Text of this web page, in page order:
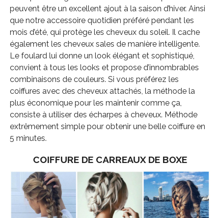
peuvent être un excellent ajout à la saison d’hiver. Ainsi
que notre accessoire quotidien préféré pendant les
mois d’été, qui protège les cheveux du soleil. Il cache
également les cheveux sales de manière intelligente.
Le foulard lui donne un look élégant et sophistiqué,
convient à tous les looks et propose d’innombrables
combinaisons de couleurs. Si vous préférez les
coiffures avec des cheveux attachés, la méthode la
plus économique pour les maintenir comme ça,
consiste à utiliser des écharpes à cheveux. Méthode
extrêmement simple pour obtenir une belle coiffure en
5 minutes.
COIFFURE DE CARREAUX DE BOXE